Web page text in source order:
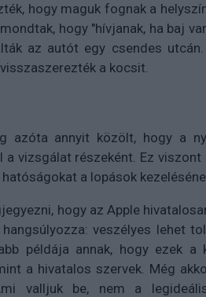
hogy maguk fognak a
hogy "hívjanak, ha baj
az autót egy csendes
a kocsit.
azóta annyit közölt, hogy a
a vizsgálat részeként. Ez
a lopások
hogy az Apple
veszélyes lehet
példája annak, hogy ezek a
a hivatalos szervek. Még
valljuk be, nem a